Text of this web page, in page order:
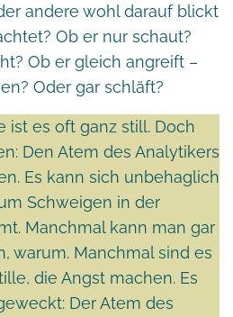
andere wohl darauf blickt
Ob er nur schaut?
Ob er gleich angreift –
Oder gar schläft?
ist es oft ganz still. Doch
Den Atem des Analytikers
Es kann sich unbehaglich
Schweigen in der
Manchmal kann man gar
warum. Manchmal sind es
die Angst machen. Es
Der Atem des